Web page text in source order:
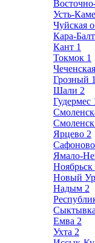
Усть-
Чуйская
Кара-
Кант 1
Токмок 1
Грозный
Шали 2
Гудермес
Смоленск
Ярцево 2
Сафоново
Ямало-
Ноябрьск
Новый
Надым 2
Емва 2
Ухта 2